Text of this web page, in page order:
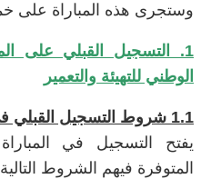
وستجرى هذه المباراة على
1. التسجيل القبلي على
الوطني للتهيئة والتعمير
1.1 شروط التسجيل القبلي في المباراة:
يفتح التسجيل في
المتوفرة فيهم الشروط